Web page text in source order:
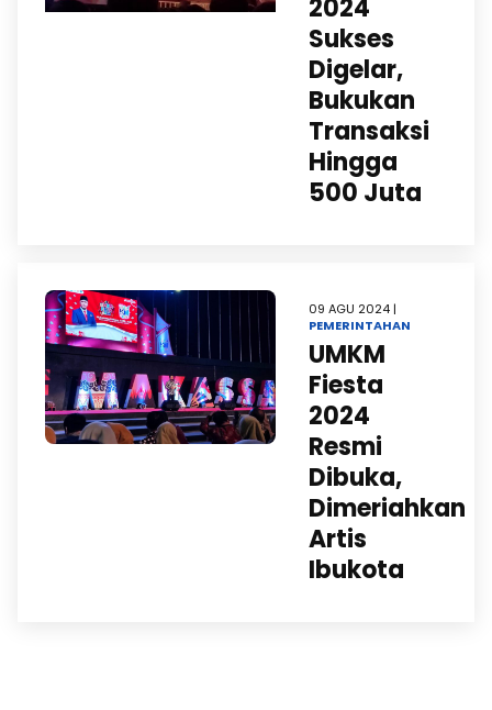
2024
Sukses
Digelar,
Bukukan
Transaksi
Hingga
500 Juta
09 AGU 2024 |
PEMERINTAHAN
UMKM
Fiesta
2024
Resmi
Dibuka,
Dimeriahkan
Artis
Ibukota